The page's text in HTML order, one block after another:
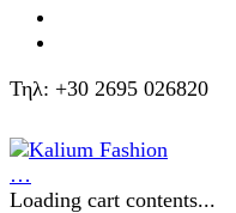
Τηλ: +30 2695 026820
…
Loading cart contents...